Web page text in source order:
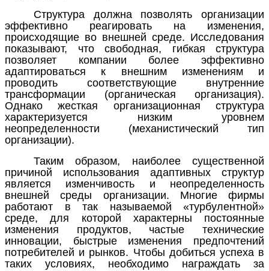
Структура должна позволять организации
эффективно реагировать на изменения,
происходящие во внешней среде. Исследования
показывают, что свободная, гибкая структура
позволяет компании более эффективно
адаптироваться к внешним изменениям и
проводить соответствующие внутренние
трансформации (органическая организация).
Однако жесткая организационная структура
характеризуется низким уровнем
неопределенности (механистический тип
организации).
Таким образом, наиболее существенной
причиной использования адаптивных структур
является изменчивость и неопределенность
внешней среды организации. Многие фирмы
работают в так называемой «турбулентной»
среде, для которой характерны постоянные
изменения продуктов, частые технические
инновации, быстрые изменения предпочтений
потребителей и рынков. Чтобы добиться успеха в
таких условиях, необходимо награждать за